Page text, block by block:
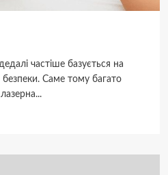
частіше базується на
безпеки. Саме тому багато